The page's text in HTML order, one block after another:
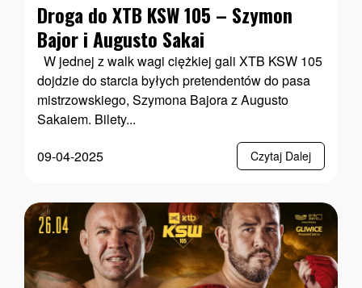
Droga do XTB KSW 105 – Szymon
Bajor i Augusto Sakai
W jednej z walk wagi ciężkiej gali XTB KSW 105
dojdzie do starcia byłych pretendentów do pasa
mistrzowskiego, Szymona Bajora z Augusto
Sakaiem. Bilety...
09-04-2025
Czytaj Dalej